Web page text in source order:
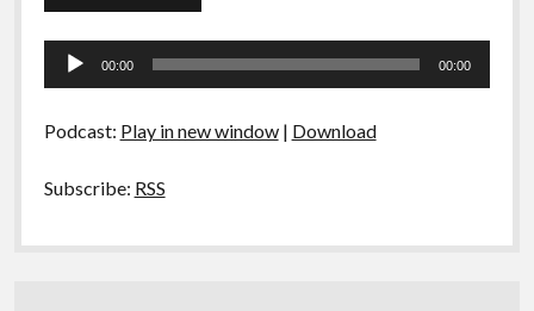
Tranqueira
Pessoas
Tocador
00:00 00:00
Podcast: Play in new window| Download
Subscribe: RSS